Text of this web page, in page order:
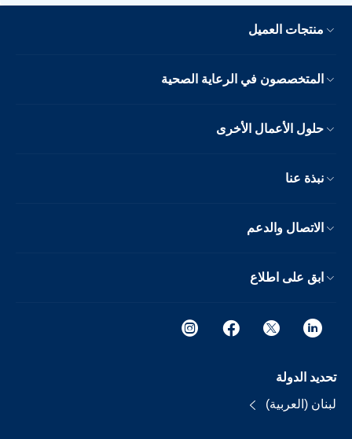
منتجات العميل
المتخصصون في الرعاية الصحية
حلول الأعمال الأخرى
نبذة عنا
الاتصال والدعم
ابق على اطلاع
تحديد الدولة
لبنان (العربية)